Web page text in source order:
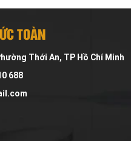
TOÀN
Thới An, TP Hồ Chí Minh
688